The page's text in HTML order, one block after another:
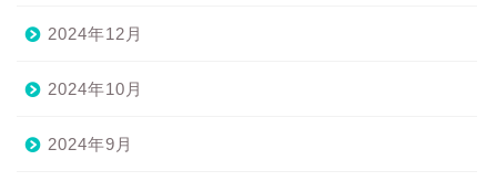
2024年12月
2024年10月
2024年9月